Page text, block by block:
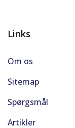
Radio
Links
Om os
Sitemap
Spørgsmål
Artikler